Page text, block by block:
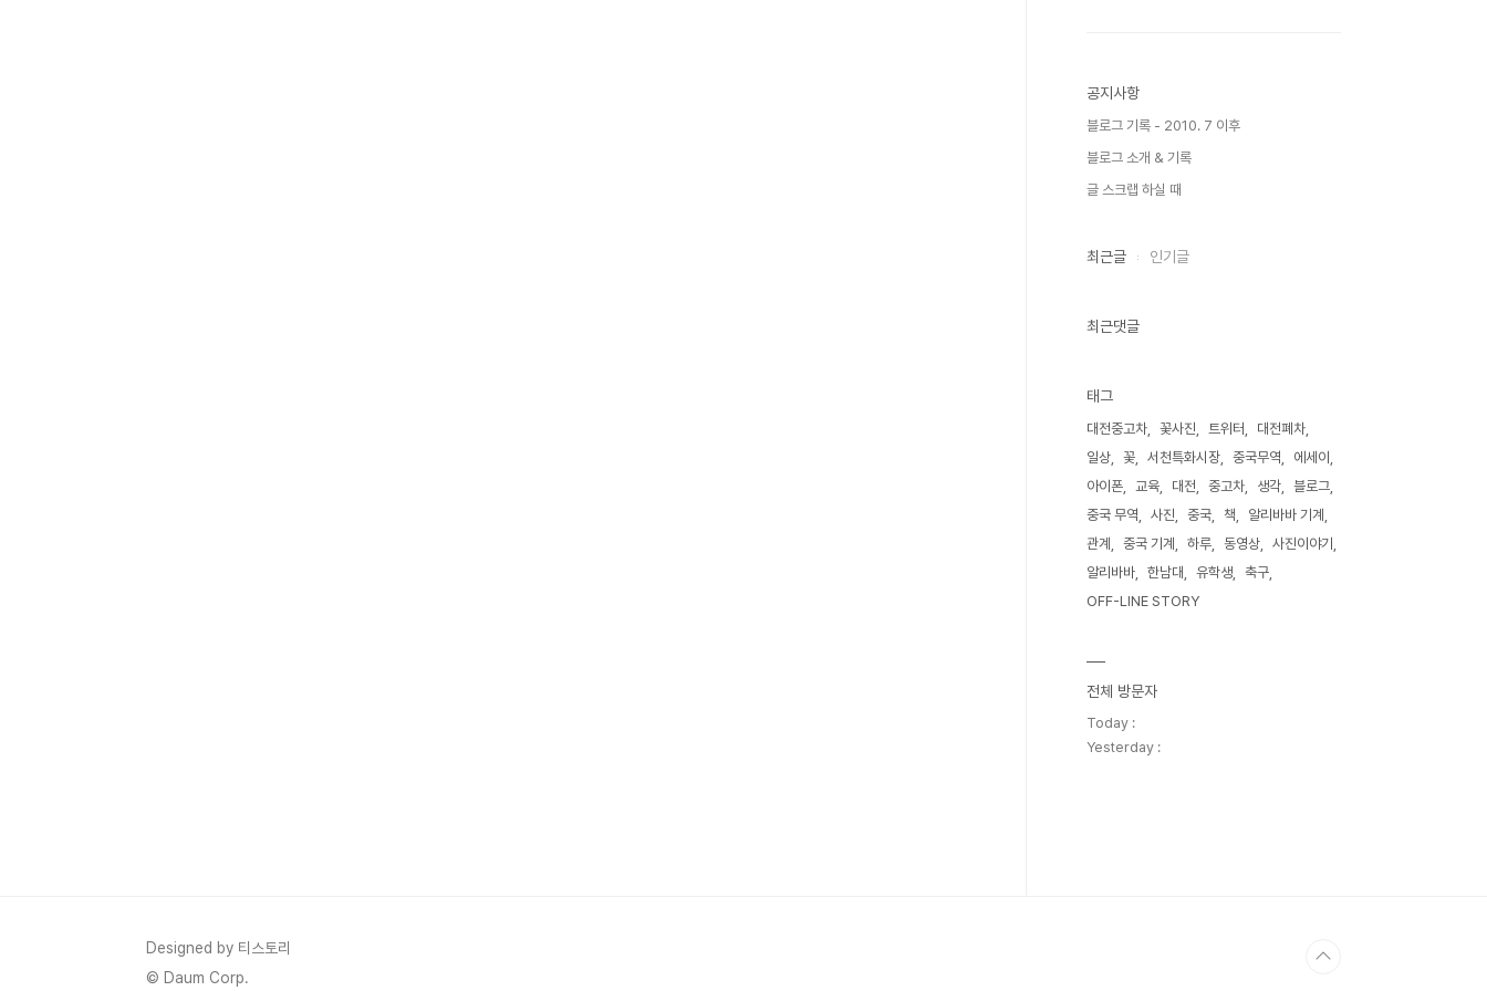
공지사항
블로그 기록 - 2010. 7 이후
블로그 소개 & 기록
글 스크랩 하실 때
최근글 인기글
최근댓글
태그
대전중고차 꽃사진 트위터
대전폐차
일상
꽃 서천특화시장 중국무역
에세이
아이폰
교육 대전 중고차 생각
블로그
중국 무역
사진 중국 책
알리바바 기계
관계
중국 기계 하루 동영상
사진이야기
알리바바
한남대 유학생
축구
OFF-LINE STORY
전체 방문자
Today :
Yesterday :
Designed by 티스토리
© Daum Corp.